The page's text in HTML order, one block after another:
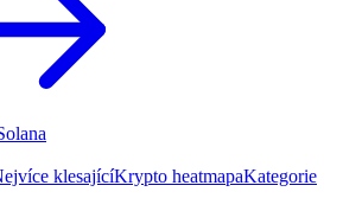
klesajícíKrypto heatmapaKategorie